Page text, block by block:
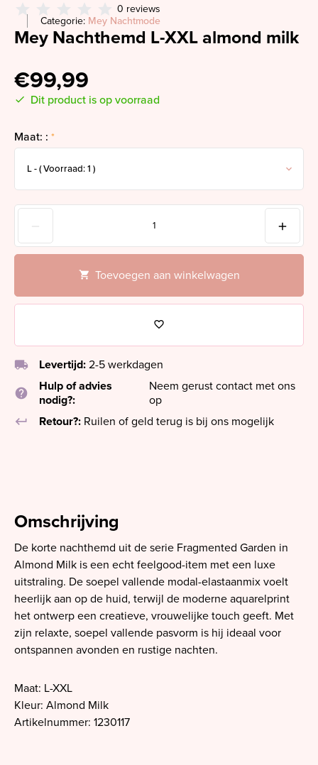
0 reviews
Categorie: Mey Nachtmode
Mey Nachthemd L-XXL almond milk
€99,99
Dit product is op voorraad
Maat: : *
Toevoegen aan winkelwagen
local_shipping Levertijd: 2-5 werkdagen
help
Hulp of advies
nodig?:
Neem gerust contact met ons
op
keyboard_return
Retour?: Ruilen of geld terug is bij ons mogelijk
Omschrijving
De korte nachthemd uit de serie Fragmented Garden in
Almond Milk is een echt feelgood-item met een luxe
uitstraling. De soepel vallende modal-elastaanmix voelt
heerlijk aan op de huid, terwijl de moderne aquarelprint
het ontwerp een creatieve, vrouwelijke touch geeft. Met
zijn relaxte, soepel vallende pasvorm is hij ideaal voor
ontspannen avonden en rustige nachten.
Maat: L-XXL
Kleur: Almond Milk
Artikelnummer: 1230117